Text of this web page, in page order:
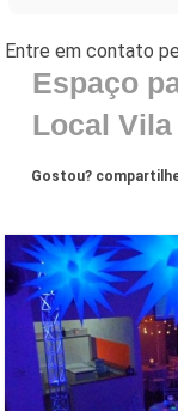
Espaço
Local
Gostou?